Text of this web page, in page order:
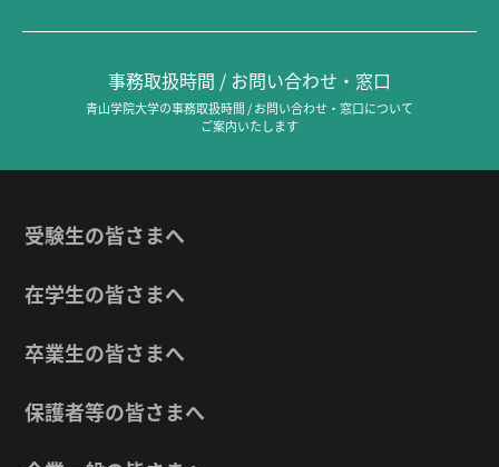
事務取扱時間 / お問い合わせ・窓口
青山学院大学の事務取扱時間 / お問い合わせ・窓口について
ご案内いたします
受験生の皆さまへ
在学生の皆さまへ
卒業生の皆さまへ
保護者等の皆さまへ